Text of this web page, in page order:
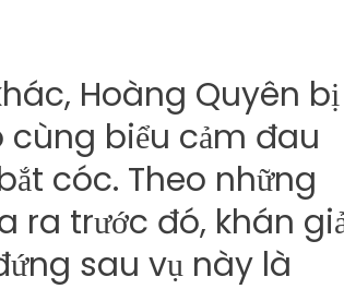
Hoàng Quyên bị
biểu cảm đau
cóc. Theo những
ra trước đó, khán
sau vụ này là